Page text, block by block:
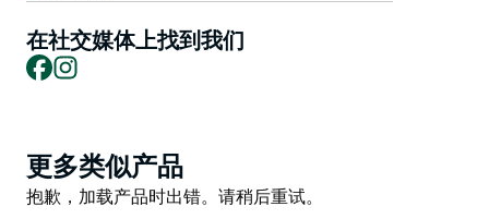
南威尔士州中西部考拉镇。
他们是一个充满热情和奉献精神的协会，致力于保护和运
铁路电机。
遗产中心的工作人员都是知识渊博的志愿者。
在社交媒体上找到我们
Facebook
Product
List
更多类似产品
Product
抱歉，加载产品时出错。请稍后重试。